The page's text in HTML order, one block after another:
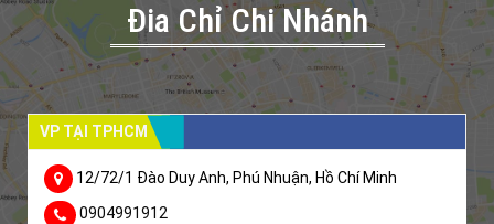
Đia Chỉ Chi Nhánh
VP TẠI TPHCM
12/72/1 Đào Duy Anh, Phú Nhuận, Hồ Chí Minh
0904991912